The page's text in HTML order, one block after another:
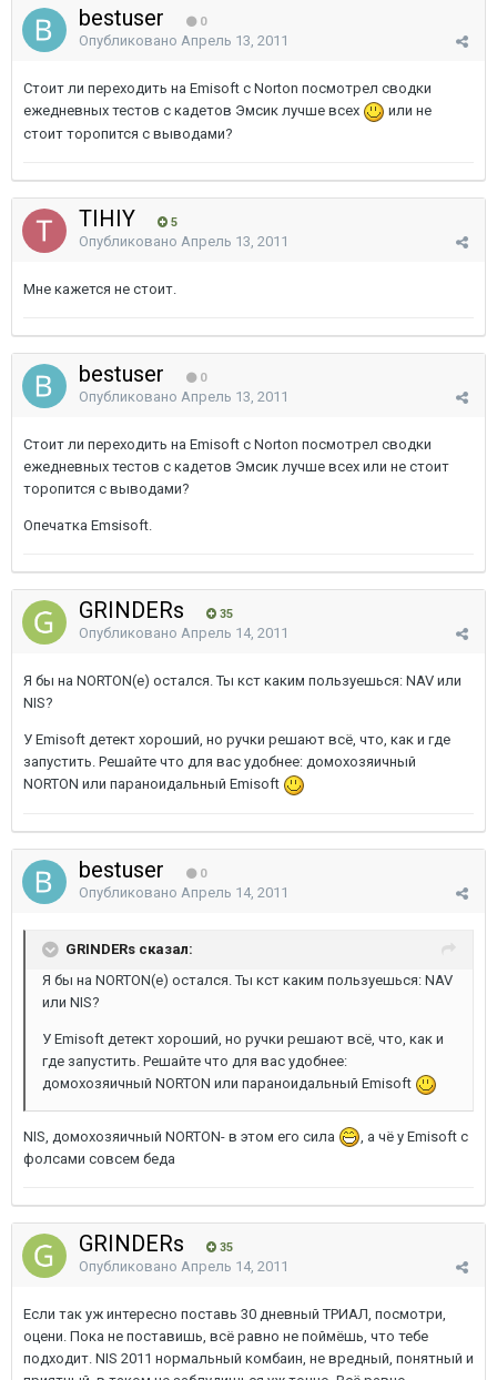
bestuser 0
Опубликовано Апрель 13, 2011
Стоит ли переходить на Emisoft с Norton посмотрел сводки
ежедневных тестов с кадетов Эмсик лучше всех
или не
стоит торопится с выводами?
TIHIY 5
Опубликовано Апрель 13, 2011
Мне кажется не стоит.
bestuser 0
Опубликовано Апрель 13, 2011
Стоит ли переходить на Emisoft с Norton посмотрел сводки
ежедневных тестов с кадетов Эмсик лучше всех или не стоит
торопится с выводами?
Опечатка Emsisoft.
GRINDERs 35
Опубликовано Апрель 14, 2011
Я бы на NORTON(е) остался. Ты кст каким пользуешься: NAV или
NIS?
У Emisoft детект хороший, но ручки решают всё, что, как и где
запустить. Решайте что для вас удобнее: домохозяичный
NORTON или параноидальный Emisoft
bestuser 0
Опубликовано Апрель 14, 2011
GRINDERs сказал:
Я бы на NORTON(е) остался. Ты кст каким пользуешься: NAV
или NIS?
У Emisoft детект хороший, но ручки решают всё, что, как и
где запустить. Решайте что для вас удобнее:
домохозяичный NORTON или параноидальный Emisoft
NIS, домохозяичный NORTON- в этом его сила
, а чё у Emisoft с
фолсами совсем беда
GRINDERs 35
Опубликовано Апрель 14, 2011
Если так уж интересно поставь 30 дневный ТРИАЛ, посмотри,
оцени. Пока не поставишь, всё равно не поймёшь, что тебе
подходит. NIS 2011 нормальный комбаин, не вредный, понятный и